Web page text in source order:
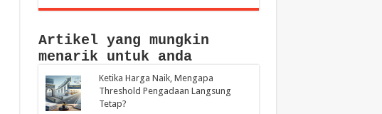
Artikel yang mungkin
menarik untuk anda
Ketika Harga Naik, Mengapa
Threshold Pengadaan Langsung
Tetap?